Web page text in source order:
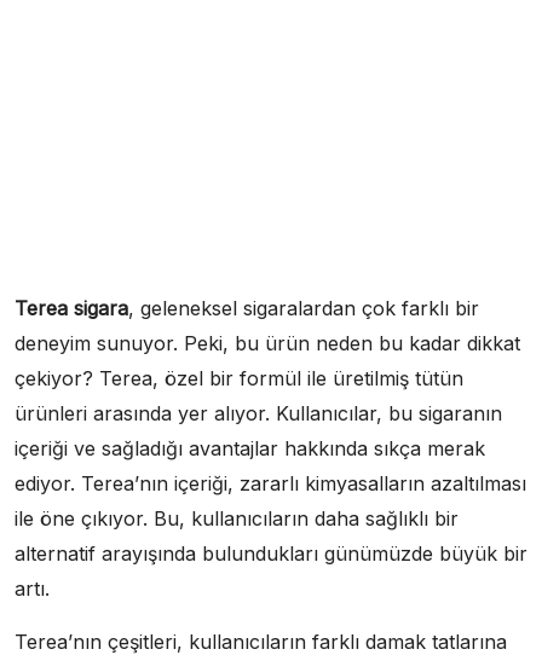
Terea sigara, geleneksel sigaralardan çok farklı bir
deneyim sunuyor. Peki, bu ürün neden bu kadar dikkat
çekiyor? Terea, özel bir formül ile üretilmiş tütün
ürünleri arasında yer alıyor. Kullanıcılar, bu sigaranın
içeriği ve sağladığı avantajlar hakkında sıkça merak
ediyor. Terea’nın içeriği, zararlı kimyasalların azaltılması
ile öne çıkıyor. Bu, kullanıcıların daha sağlıklı bir
alternatif arayışında bulundukları günümüzde büyük bir
artı.
Terea’nın çeşitleri, kullanıcıların farklı damak tatlarına